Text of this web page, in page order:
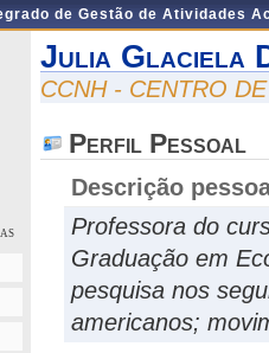
de Gestão de Atividades
Julia Glaciela
CCNH - CENTRO
Perfil Pessoal
Descrição
Professora do
Graduação em
pesquisa nos
americanos;